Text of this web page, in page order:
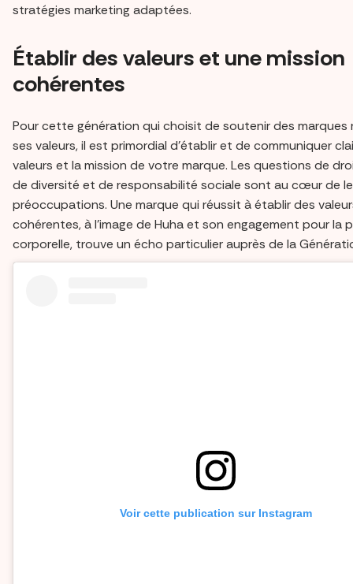
stratégies marketing adaptées.
Établir des valeurs et une mission
cohérentes
Pour cette génération qui choisit de soutenir des
ses valeurs, il est primordial d'établir et de communiquer
valeurs et la mission de votre marque. Les questions de
de diversité et de responsabilité sociale sont au cœur de
préoccupations. Une marque qui réussit à établir des
cohérentes, à l'image de Huha et son engagement pour la
corporelle, trouve un écho particulier auprès de la
Voir cette publication sur Instagram